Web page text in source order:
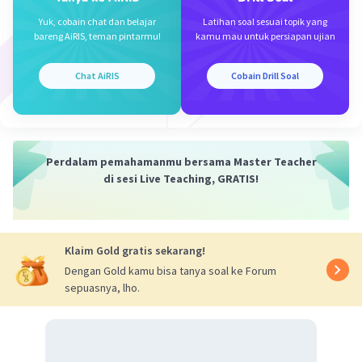
Yuk, cobain chat dan belajar
bareng AiRIS, teman pintarmu!
Chat AiRIS
Latihan soal sesuai topik yang
kamu mau untuk persiapan ujian
Cobain Drill Soal
Perdalam pemahamanmu bersama Master Teacher
di sesi Live Teaching, GRATIS!
Klaim Gold gratis sekarang!
Dengan Gold kamu bisa tanya soal ke Forum
sepuasnya, lho.